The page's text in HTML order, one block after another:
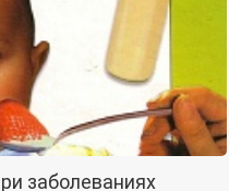
заболеваниях